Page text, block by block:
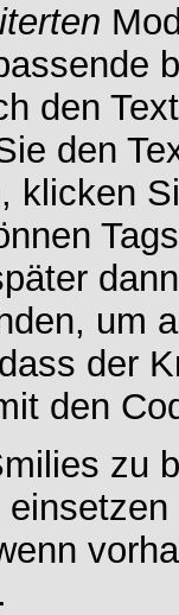
den
den
klicken
um
der
den
zu